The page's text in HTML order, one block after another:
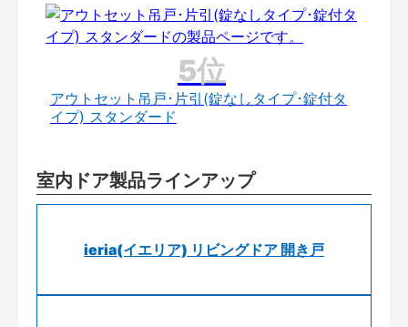
アウトセット吊戸･片引(錠なしタイプ･錠付タ
イプ) スタンダード
室内ドア製品ラインアップ
ieria(イエリア) リビングドア 開き戸